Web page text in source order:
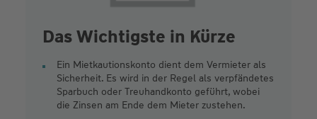
Das Wichtigste in Kürze
Ein Mietkautionskonto dient dem Vermieter als
Sicherheit. Es wird in der Regel als verpfändetes
Sparbuch oder Treuhandkonto geführt, wobei
die Zinsen am Ende dem Mieter zustehen.